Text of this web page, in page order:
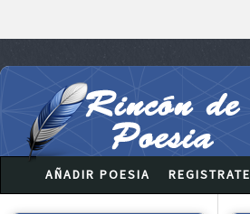
AÑADIR POESIA REGISTRATE